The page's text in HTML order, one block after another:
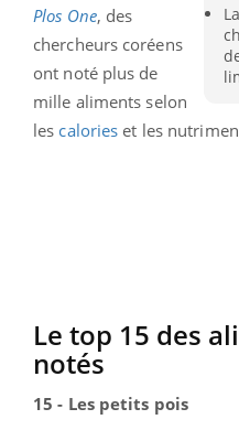
Plos One, des
chercheurs coréens
ont noté plus de
mille aliments selon
les calories et les
Le top 15 des
notés
15 - Les petits pois